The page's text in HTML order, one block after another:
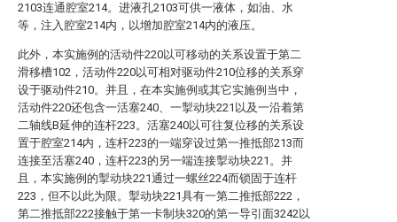
2103连通腔室214。进液孔2103可供一液体，如油、水
等，注入腔室214内，以增加腔室214内的液压。
此外，本实施例的活动件220以可移动的关系设置于第二
滑移槽102，活动件220以可相对驱动件210位移的关系穿
设于驱动件210。并且，在本实施例或其它实施例当中，
活动件220还包含一活塞240、一掣动块221以及一沿着第
二轴线B延伸的连杆223。活塞240以可往复位移的关系设
置于腔室214内，连杆223的一端穿设过第一推抵部213而
连接至活塞240，连杆223的另一端连接掣动块221。并
且，本实施例的掣动块221通过一螺丝224而锁固于连杆
223，但不以此为限。掣动块221具有一第二推抵部222，
第二推抵部222接触于第一卡制块320的第一导引面3242以